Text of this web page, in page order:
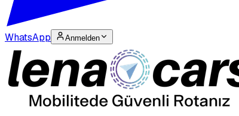
WhatsApp Anmelden